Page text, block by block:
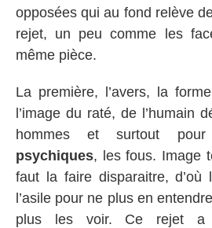
opposées qui au fond relève
rejet, un peu comme les
même pièce.
La première, l’avers, la
l’image du raté, de l’humain
hommes et surtout
psychiques, les fous. Image
faut la faire disparaitre, d’où
l’asile pour ne plus en
plus les voir. Ce rejet a